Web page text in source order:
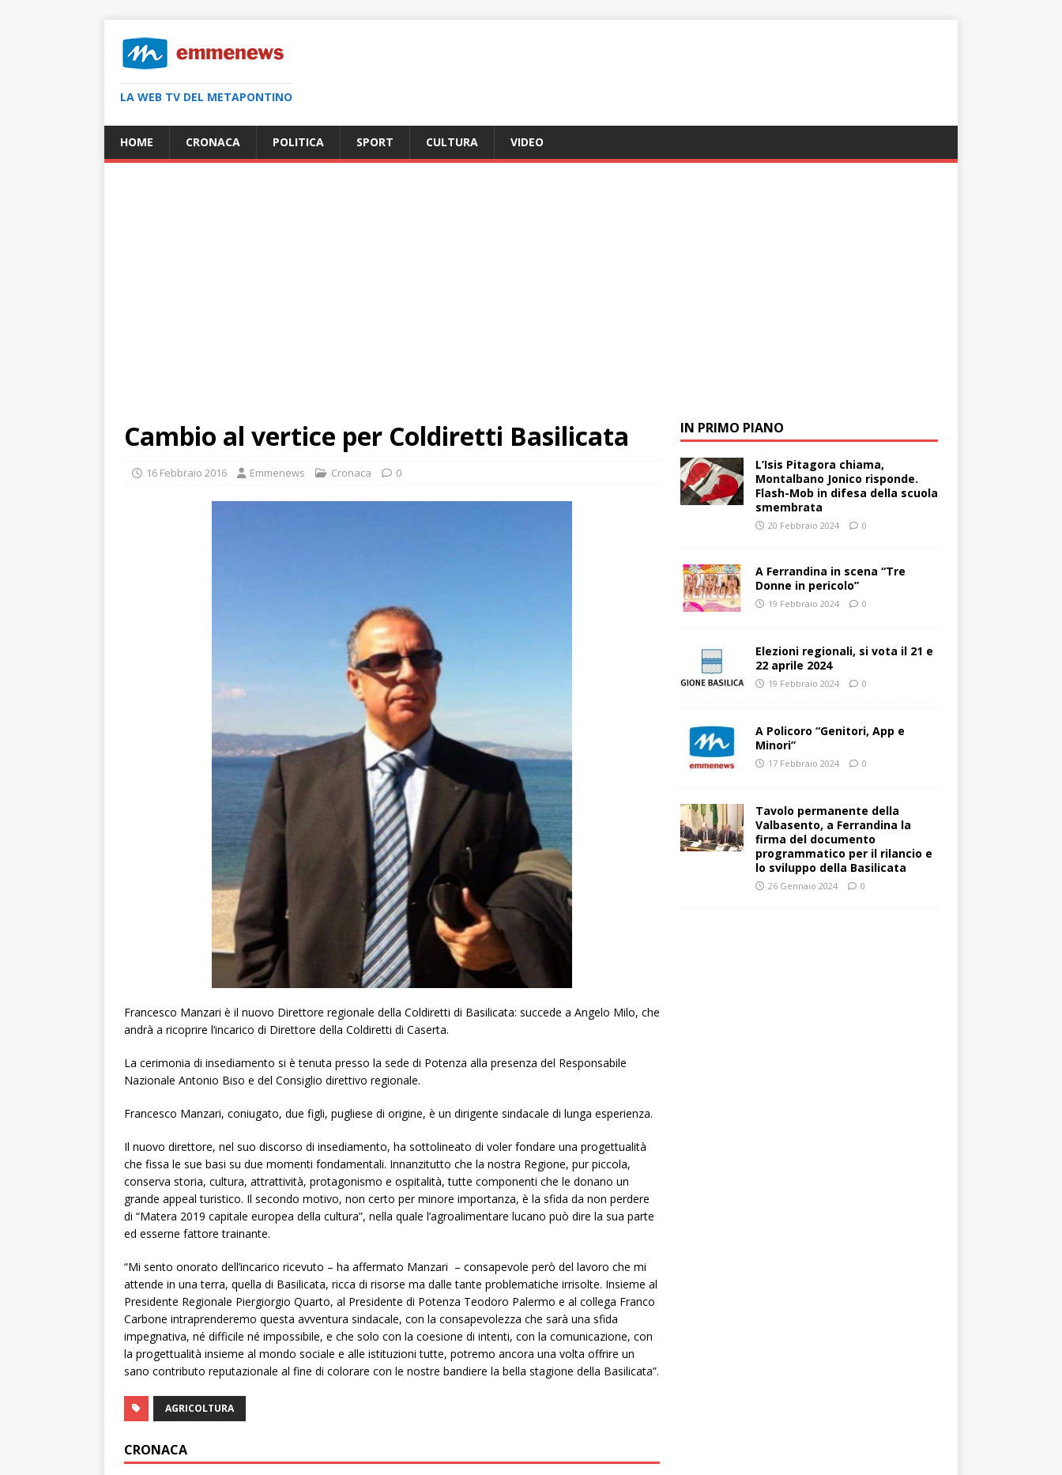
LA WEB TV DEL METAPONTINO
HOME CRONACA POLITICA SPORT CULTURA VIDEO
Cambio al vertice per Coldiretti Basilicata
16 Febbraio 2016 Emmenews Cronaca 0
Francesco Manzari è il nuovo Direttore regionale della Coldiretti di Basilicata: succede a Angelo Milo, che
andrà a ricoprire l’incarico di Direttore della Coldiretti di Caserta.
La cerimonia di insediamento si è tenuta presso la sede di Potenza alla presenza del Responsabile
Nazionale Antonio Biso e del Consiglio direttivo regionale.
Francesco Manzari, coniugato, due figli, pugliese di origine, è un dirigente sindacale di lunga esperienza.
Il nuovo direttore, nel suo discorso di insediamento, ha sottolineato di voler fondare una progettualità
che fissa le sue basi su due momenti fondamentali. Innanzitutto che la nostra Regione, pur piccola,
conserva storia, cultura, attrattività, protagonismo e ospitalità, tutte componenti che le donano un
grande appeal turistico. Il secondo motivo, non certo per minore importanza, è la sfida da non perdere
di “Matera 2019 capitale europea della cultura”, nella quale l’agroalimentare lucano può dire la sua parte
ed esserne fattore trainante.
“Mi sento onorato dell’incarico ricevuto – ha affermato Manzari – consapevole però del lavoro che mi
attende in una terra, quella di Basilicata, ricca di risorse ma dalle tante problematiche irrisolte. Insieme al
Presidente Regionale Piergiorgio Quarto, al Presidente di Potenza Teodoro Palermo e al collega Franco
Carbone intraprenderemo questa avventura sindacale, con la consapevolezza che sarà una sfida
impegnativa, né difficile né impossibile, e che solo con la coesione di intenti, con la comunicazione, con
la progettualità insieme al mondo sociale e alle istituzioni tutte, potremo ancora una volta offrire un
sano contributo reputazionale al fine di colorare con le nostre bandiere la bella stagione della Basilicata”.
AGRICOLTURA
CRONACA
IN PRIMO PIANO
L’Isis Pitagora chiama,
Montalbano Jonico risponde.
Flash-Mob in difesa della scuola
smembrata
20 Febbraio 2024 0
A Ferrandina in scena “Tre
Donne in pericolo”
19 Febbraio 2024 0
Elezioni regionali, si vota il 21 e
22 aprile 2024
19 Febbraio 2024 0
A Policoro “Genitori, App e
Minori”
17 Febbraio 2024 0
Tavolo permanente della
Valbasento, a Ferrandina la
firma del documento
programmatico per il rilancio e
lo sviluppo della Basilicata
26 Gennaio 2024 0